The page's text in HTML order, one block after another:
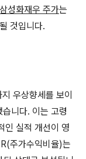
삼성화재우 주가는
것입니다.
우상향세를 보이
니다. 이는 고령
인 실적 개선이 영
주가수익비율)는